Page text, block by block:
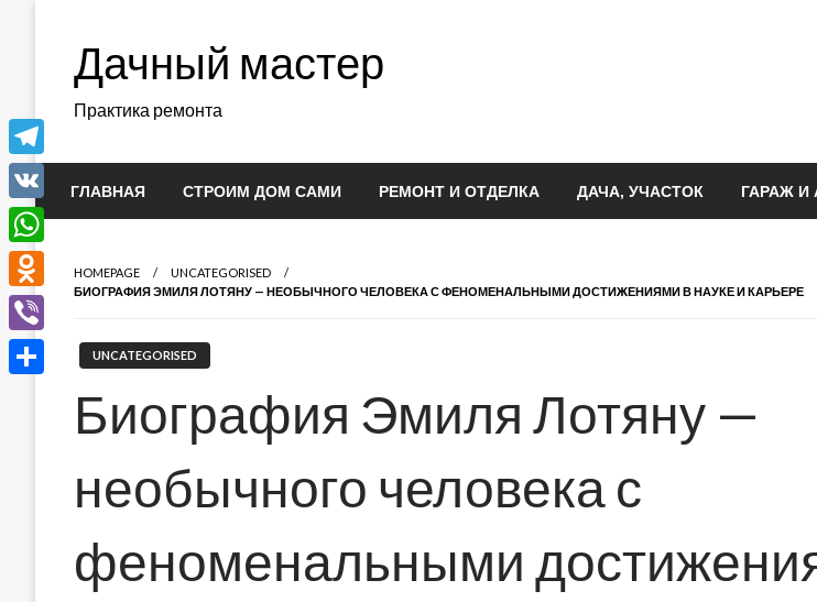
содержимомуДачный мастер
Практика ремонта
ГЛАВНАЯ СТРОИМ ДОМ САМИ РЕМОНТ И ОТДЕЛКА ДАЧА, УЧАСТОК ГАРАЖ И
HOMEPAGE
UNCATEGORISED
БИОГРАФИЯ ЭМИЛЯ ЛОТЯНУ — НЕОБЫЧНОГО ЧЕЛОВЕКА С ФЕНОМЕНАЛЬНЫМИ ДОСТИЖЕНИЯМИ В НАУКЕ И КАРЬЕРЕ
UNCATEGORISED
Биография Эмиля Лотяну —
необычного человека с
феноменальными
Telegram
VK
WhatsApp
Odnoklassniki
Viber